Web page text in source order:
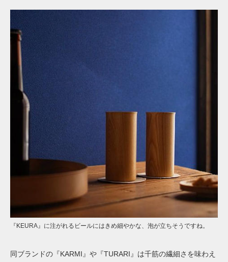
『KEURA』に注がれるビールにはきめ細やかな、泡が立ちそうですね。
同ブランドの『KARMI』や『TURARI』は千筋の繊細さを味わえ